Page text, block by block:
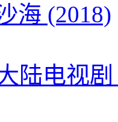
海 (2018)
陆电视